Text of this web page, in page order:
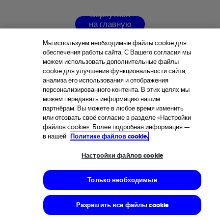
Вернуться
на главную
Мы используем необходимые файлы cookie для
обеспечения работы сайта. С Вашего согласия мы
можем использовать дополнительные файлы
cookie для улучшения функциональности сайта,
анализа его использования и отображения
персонализированного контента. В этих целях мы
можем передавать информацию нашим
партнёрам. Вы можете в любое время изменить
или отозвать своё согласие в разделе «Настройки
файлов cookie». Более подробная информация —
в нашей Политике файлов cookie.
Настройки файлов cookie
Только необходимые
Разрешить все файлы cookie